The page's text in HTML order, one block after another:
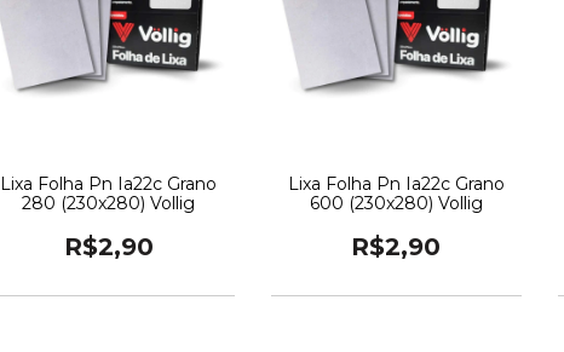
Lixa Folha Pn Ia22c Grano
280 (230x280) Vollig
R$2,90
Lixa Folha Pn Ia22c Grano
600 (230x280) Vollig
R$2,90